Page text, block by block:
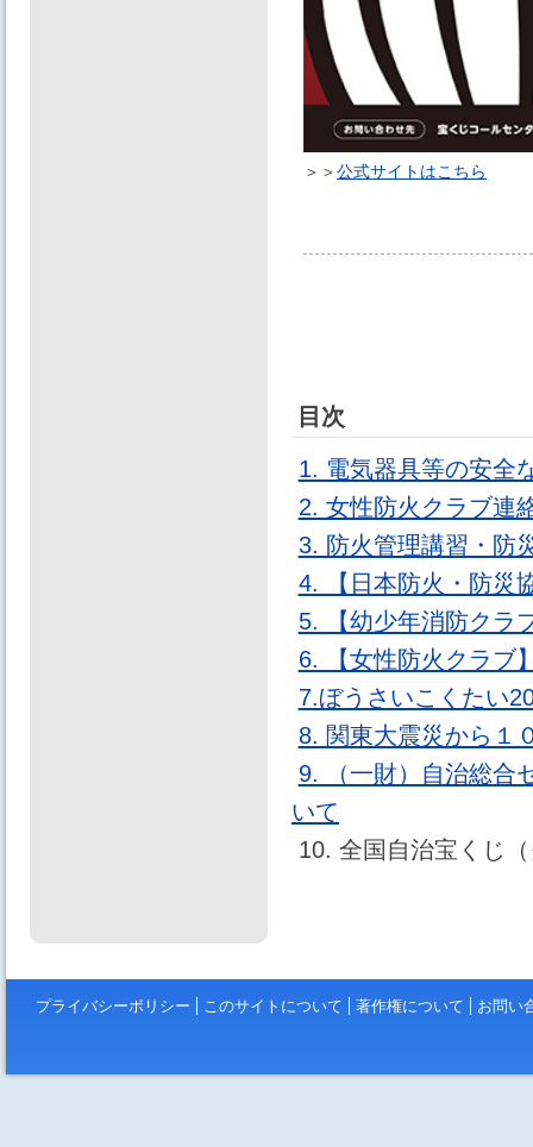
＞＞公式サイトはこちら
目次
1. 電気器具等の安全
2. 女性防火クラブ連
3. 防火管理講習・防
4. 【日本防火・防災
5. 【幼少年消防クラ
6. 【女性防火クラブ
7.ぼうさいこくたい
8. 関東大震災から
9. （一財）自治総合
いて
10. 全国自治宝くじ
プライバシーポリシー このサイトについて 著作権について お問い